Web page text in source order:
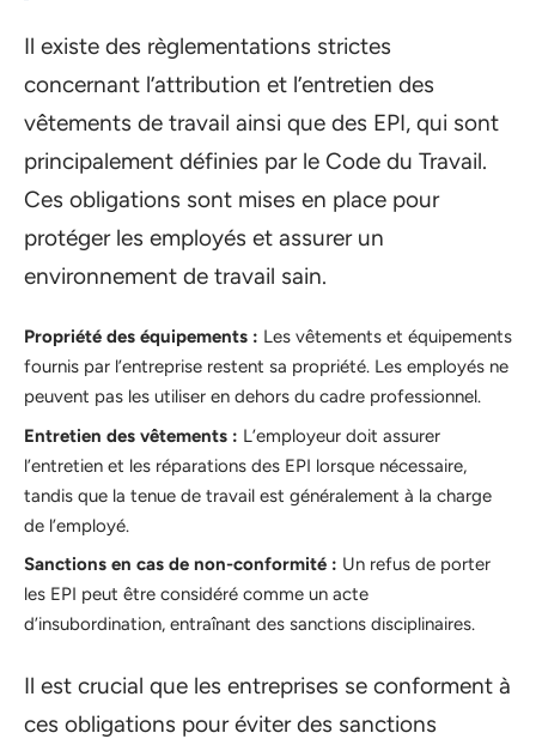
Il existe des règlementations strictes
concernant l’attribution et l’entretien des
vêtements de travail ainsi que des EPI, qui sont
principalement définies par le Code du Travail.
Ces obligations sont mises en place pour
protéger les employés et assurer un
environnement de travail sain.
Propriété des équipements : Les vêtements et équipements
fournis par l’entreprise restent sa propriété. Les employés ne
peuvent pas les utiliser en dehors du cadre professionnel.
Entretien des vêtements : L’employeur doit assurer
l’entretien et les réparations des EPI lorsque nécessaire,
tandis que la tenue de travail est généralement à la charge
de l’employé.
Sanctions en cas de non-conformité : Un refus de porter
les EPI peut être considéré comme un acte
d’insubordination, entraînant des sanctions disciplinaires.
Il est crucial que les entreprises se conforment à
ces obligations pour éviter des sanctions